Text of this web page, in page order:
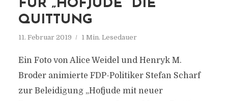
FÜR „HOFJUDE“ DIE
QUITTUNG
11. Februar 2019 1 Min. Lesedauer
Ein Foto von Alice Weidel und Henryk M.
Broder animierte FDP-Politiker Stefan Scharf
zur Beleidigung „Hofjude mit neuer